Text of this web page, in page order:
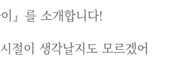
』를 소개합니다!
절이 생각날지도 모르겠어